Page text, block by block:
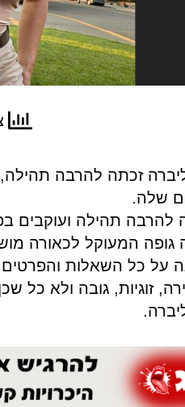
זכתה להרבה
שלה.
להרבה תהילה ועוקבים
המעוקל לכאורה
על כל השאלות והפרטים
זוגיות, גובה ולא כל